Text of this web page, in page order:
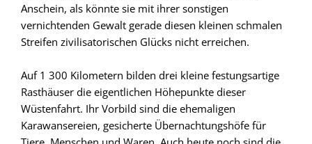
Anschein, als könnte sie mit ihrer sonstigen
vernichtenden Gewalt gerade diesen kleinen schmalen
Streifen zivilisatorischen Glücks nicht erreichen.
Auf 1 300 Kilometern bilden drei kleine festungsartige
Rasthäuser die eigentlichen Höhepunkte dieser
Wüstenfahrt. Ihr Vorbild sind die ehemaligen
Karawansereien, gesicherte Übernachtungshöfe für